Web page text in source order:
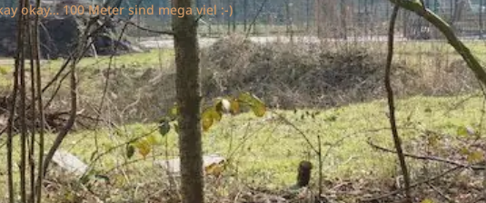
okay… 100 Meter sind mega viel :-)